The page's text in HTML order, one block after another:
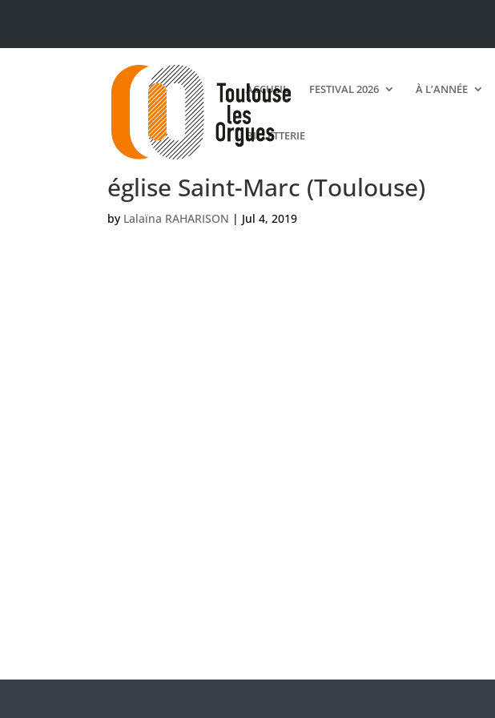
ACCUEIL FESTIVAL 2026 À L’ANNÉE
BILLETTERIE
église Saint-Marc (Toulouse)
by Lalaïna RAHARISON | Jul 4, 2019